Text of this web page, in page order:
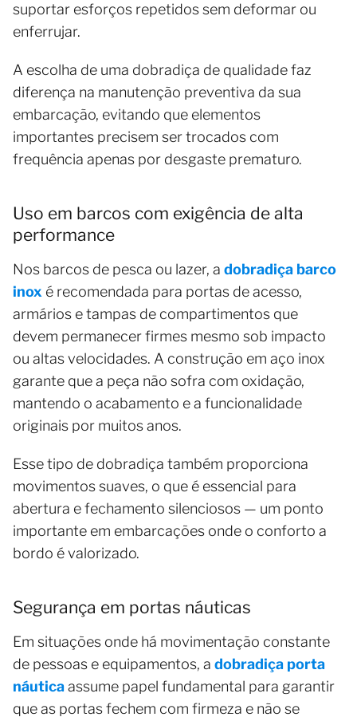
suportar esforços repetidos sem deformar ou
enferrujar.
A escolha de uma dobradiça de qualidade faz
diferença na manutenção preventiva da sua
embarcação, evitando que elementos
importantes precisem ser trocados com
frequência apenas por desgaste prematuro.
Uso em barcos com exigência de alta
performance
Nos barcos de pesca ou lazer, a dobradiça barco
inox é recomendada para portas de acesso,
armários e tampas de compartimentos que
devem permanecer firmes mesmo sob impacto
ou altas velocidades. A construção em aço inox
garante que a peça não sofra com oxidação,
mantendo o acabamento e a funcionalidade
originais por muitos anos.
Esse tipo de dobradiça também proporciona
movimentos suaves, o que é essencial para
abertura e fechamento silenciosos — um ponto
importante em embarcações onde o conforto a
bordo é valorizado.
Segurança em portas náuticas
Em situações onde há movimentação constante
de pessoas e equipamentos, a dobradiça porta
náuticaassume papel fundamental para garantir
que as portas fechem com firmeza e não se